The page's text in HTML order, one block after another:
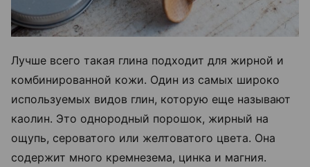
Лучше всего такая глина подходит для жирной и
комбинированной кожи. Один из самых широко
используемых видов глин, которую еще называют
каолин. Это однородный порошок, жирный на
ощупь, сероватого или желтоватого цвета. Она
содержит много кремнезема, цинка и магния.